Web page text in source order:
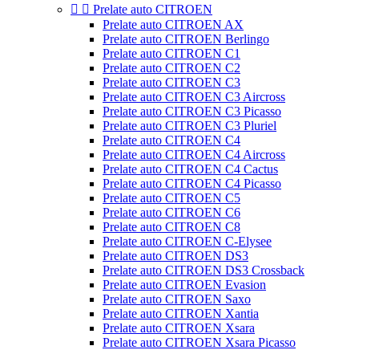
  Prelate auto CITROEN
Prelate auto CITROEN AX
Prelate auto CITROEN Berlingo
Prelate auto CITROEN C1
Prelate auto CITROEN C2
Prelate auto CITROEN C3
Prelate auto CITROEN C3 Aircross
Prelate auto CITROEN C3 Picasso
Prelate auto CITROEN C3 Pluriel
Prelate auto CITROEN C4
Prelate auto CITROEN C4 Aircross
Prelate auto CITROEN C4 Cactus
Prelate auto CITROEN C4 Picasso
Prelate auto CITROEN C5
Prelate auto CITROEN C6
Prelate auto CITROEN C8
Prelate auto CITROEN C-Elysee
Prelate auto CITROEN DS3
Prelate auto CITROEN DS3 Crossback
Prelate auto CITROEN Evasion
Prelate auto CITROEN Saxo
Prelate auto CITROEN Xantia
Prelate auto CITROEN Xsara
Prelate auto CITROEN Xsara Picasso